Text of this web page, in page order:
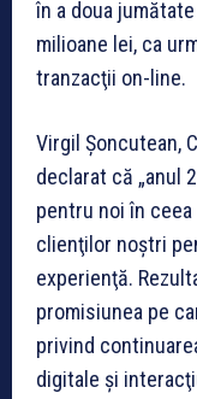
în a doua
milioane lei, ca
tranzacţii on-line.
Virgil Şoncutean,
declarat că „anul
pentru noi în
clienţilor noştri
experienţă.
promisiunea pe
privind
digitale şi